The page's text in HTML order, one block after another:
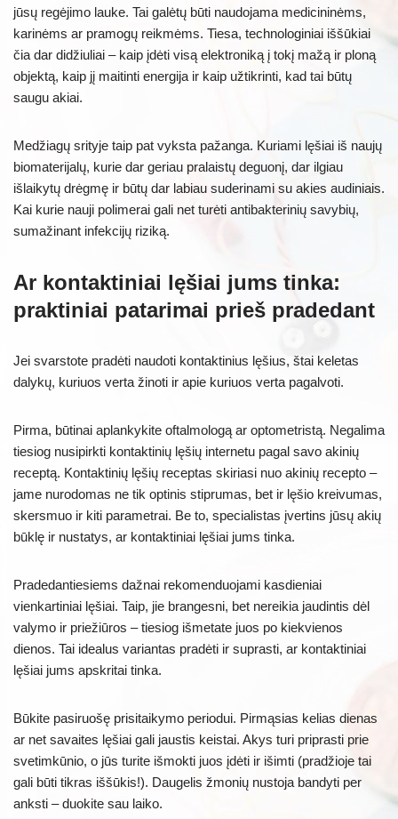
jūsų regėjimo lauke. Tai galėtų būti naudojama medicininėms,
karinėms ar pramogų reikmėms. Tiesa, technologiniai iššūkiai
čia dar didžiuliai – kaip įdėti visą elektroniką į tokį mažą ir ploną
objektą, kaip jį maitinti energija ir kaip užtikrinti, kad tai būtų
saugu akiai.
Medžiagų srityje taip pat vyksta pažanga. Kuriami lęšiai iš naujų
biomaterijalų, kurie dar geriau pralaistų deguonį, dar ilgiau
išlaikytų drėgmę ir būtų dar labiau suderinami su akies audiniais.
Kai kurie nauji polimerai gali net turėti antibakterinių savybių,
sumažinant infekcijų riziką.
Ar kontaktiniai lęšiai jums tinka:
praktiniai patarimai prieš pradedant
Jei svarstote pradėti naudoti kontaktinius lęšius, štai keletas
dalykų, kuriuos verta žinoti ir apie kuriuos verta pagalvoti.
Pirma, būtinai aplankykite oftalmologą ar optometristą. Negalima
tiesiog nusipirkti kontaktinių lęšių internetu pagal savo akinių
receptą. Kontaktinių lęšių receptas skiriasi nuo akinių recepto –
jame nurodomas ne tik optinis stiprumas, bet ir lęšio kreivumas,
skersmuo ir kiti parametrai. Be to, specialistas įvertins jūsų akių
būklę ir nustatys, ar kontaktiniai lęšiai jums tinka.
Pradedantiesiems dažnai rekomenduojami kasdieniai
vienkartiniai lęšiai. Taip, jie brangesni, bet nereikia jaudintis dėl
valymo ir priežiūros – tiesiog išmetate juos po kiekvienos
dienos. Tai idealus variantas pradėti ir suprasti, ar kontaktiniai
lęšiai jums apskritai tinka.
Būkite pasiruošę prisitaikymo periodui. Pirmąsias kelias dienas
ar net savaites lęšiai gali jaustis keistai. Akys turi priprasti prie
svetimkūnio, o jūs turite išmokti juos įdėti ir išimti (pradžioje tai
gali būti tikras iššūkis!). Daugelis žmonių nustoja bandyti per
anksti – duokite sau laiko.